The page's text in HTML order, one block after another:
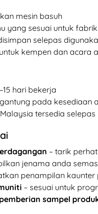
mesin basuh
yang sesuai untuk fabrik
selepas
kempen dan acara
hari bekerja
pada kesediaan
tersedia
– tarik
jenama anda
penampilan
– sesuai untuk
sampel